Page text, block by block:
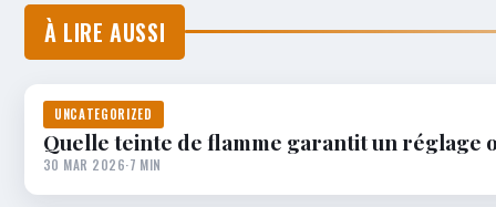
À LIRE AUSSI
UNCATEGORIZED
Quelle teinte de flamme garantit un réglage
30 MAR 2026·7 MIN